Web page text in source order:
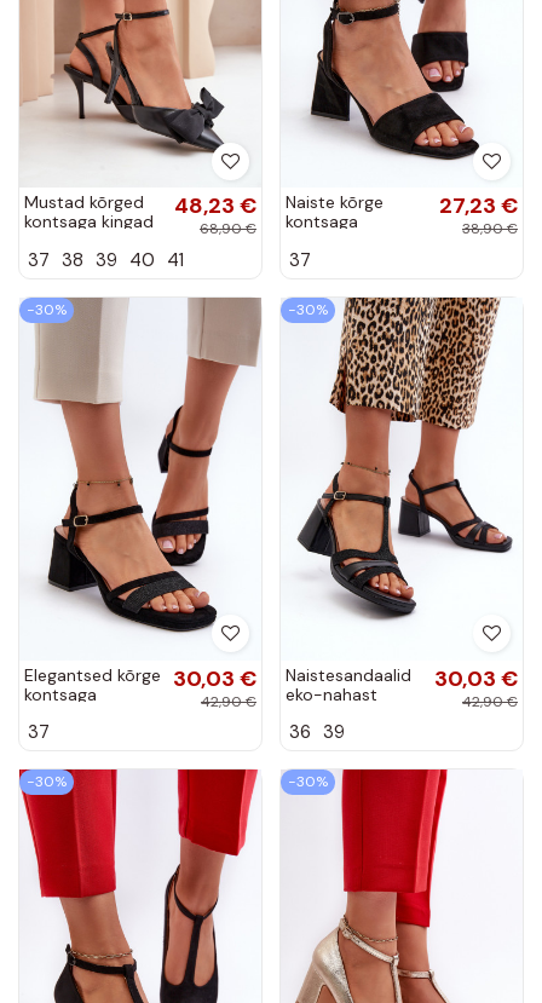
Mustad kõrged
kontsaga kingad
kunstnahast
48,23 €
68,90 €
37 38 39 40 41
Naiste kõrge
kontsaga
Suede Black
materjalist
27,23 €
38,90 €
37
−30%
Elegantsed kõrge
kontsaga
Błyszczącym em
30,03 €
42,90 €
37
−30%
Naistesandaalid
eko-nahast
30,03 €
42,90 €
36 39
−30% −30%